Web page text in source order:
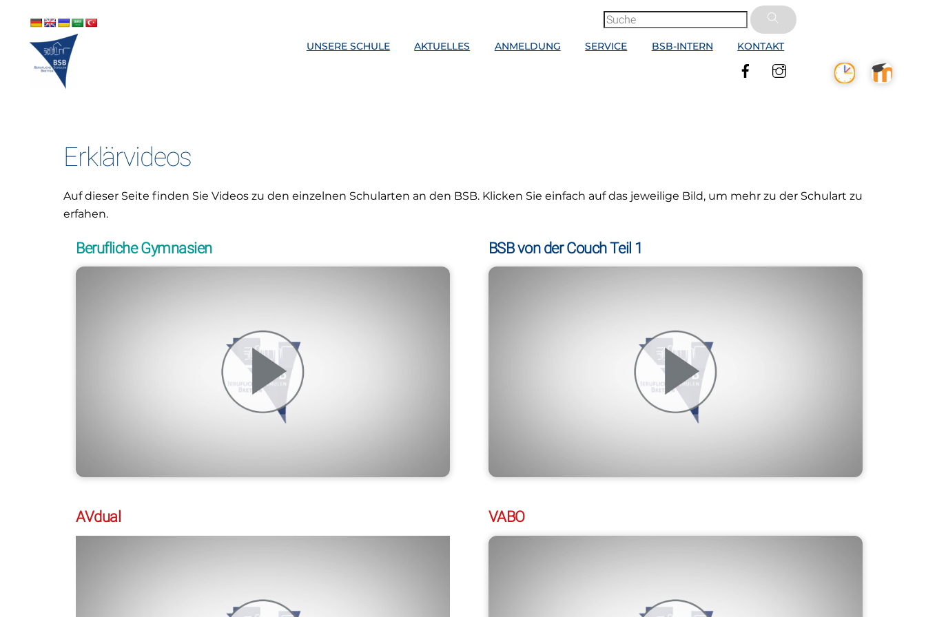
content
UNSERE SCHULE AKTUELLES ANMELDUNG SERVICE BSB-INTERN KONTAKT
FacebookInstagram
Erklärvideos
Auf dieser Seite finden Sie Videos zu den einzelnen Schularten an den BSB. Klicken Sie einfach auf das jeweilige Bild, um mehr zu der Schulart zu
erfahen.
Berufliche Gymnasien BSB von der Couch Teil 1
AVdual
VABO